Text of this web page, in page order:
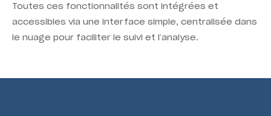
Toutes ces fonctionnalités sont intégrées et
accessibles via une interface simple, centralisée dans
le nuage pour faciliter le suivi et l’analyse.